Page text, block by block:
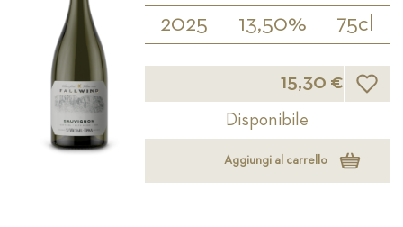
2025 13,50% 75cl
15,30 € Lista
Disponibile
Aggiungi al carrello